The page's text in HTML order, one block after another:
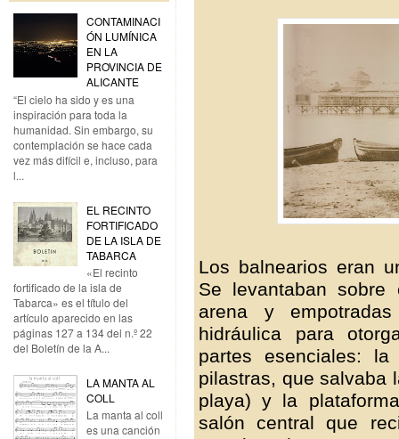
CONTAMINACI
ÓN LUMÍNICA
EN LA
PROVINCIA DE
ALICANTE
“El cielo ha sido y es una
inspiración para toda la
humanidad. Sin embargo, su
contemplación se hace cada
vez más difícil e, incluso, para
l...
EL RECINTO
FORTIFICADO
DE LA ISLA DE
TABARCA
«El recinto
fortificado de la isla de
Tabarca» es el título del
artículo aparecido en las
páginas 127 a 134 del n.º 22
del Boletín de la A...
LA MANTA AL
COLL
La manta al coll
es una canción
Los balnearios eran
Se levantaban
arena y
hidráulica para
partes esenciales: la
pilastras, que salvaba
playa) y la
salón central que